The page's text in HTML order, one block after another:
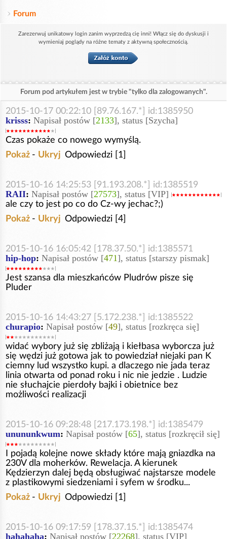
Forum
Zarezerwuj unikatowy login zanim wyprzedzą cię inni! Włącz się do dyskusji i
wymieniaj poglądy na różne tematy z aktywną społecznością.
Forum pod artykułem jest w trybie "tylko dla zalogowanych".
2015-10-17 00:22:10 [89.76.167.*] id:1385950
krisss: Napisał postów [2133], status [Szycha]
Czas pokaże co nowego wymyślą.
Pokaż - Ukryj Odpowiedzi [1]
2015-10-16 14:25:53 [91.193.208.*] id:1385519
RAII: Napisał postów [27573], status [VIP]
ale czy to jest po co do Cz-wy jechac?;)
Pokaż - Ukryj Odpowiedzi [4]
2015-10-16 16:05:42 [178.37.50.*] id:1385571
hip-hop: Napisał postów [471], status [starszy pismak]
Jest szansa dla mieszkańców Pludrów pisze się
Pluder
2015-10-16 14:43:27 [5.172.238.*] id:1385522
churapio: Napisał postów [49], status [rozkręca się]
widać wybory już się zbliżają i kiełbasa wyborcza już
się wędzi już gotowa jak to powiedział niejaki pan K
ciemny lud wszystko kupi. a dlaczego nie jada teraz
linia otwarta od ponad roku i nic nie jedzie . Ludzie
nie słuchajcie pierdoły bajki i obietnice bez
możliwości realizacji
2015-10-16 09:28:48 [217.173.198.*] id:1385479
unununkwum: Napisał postów [65], status [rozkręcił się]
I pojadą kolejne nowe składy które mają gniazdka na
230V dla moherków. Rewelacja. A kierunek
Kędzierzyn dalej będą obsługiwać najstarsze modele
z plastikowymi siedzeniami i syfem w środku...
Pokaż - Ukryj Odpowiedzi [1]
2015-10-16 09:17:59 [178.37.15.*] id:1385474
hahahaha: Napisał postów [22268], status [VIP]